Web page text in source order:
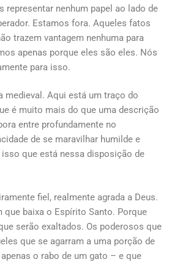
representar nenhum papel ao lado de
Estamos fora. Aqueles fatos
trazem vantagem nenhuma para
apenas porque eles são eles. Nós
para isso.
medieval. Aqui está um traço do
é muito mais do que uma descrição
entre profundamente no
de se maravilhar humilde e
que está nessa disposição de
fiel, realmente agrada a Deus.
que baixa o Espírito Santo. Porque
serão exaltados. Os poderosos que
que se agarram a uma porção de
o rabo de um gato – e que